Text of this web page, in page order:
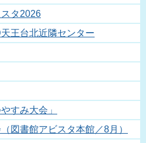
タ2026
王台北近隣センター
すみ大会」
図書館アビスタ本館／8月）